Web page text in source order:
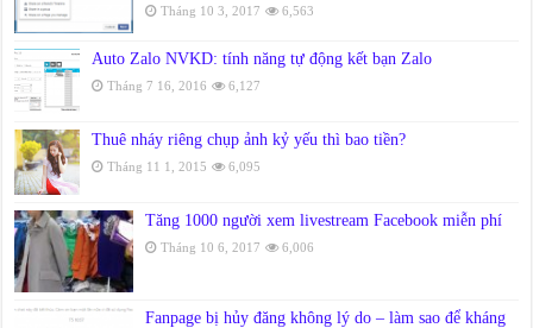
Tháng 10 3, 2017 6,563
Auto Zalo NVKD: tính năng tự động kết bạn Zalo
Tháng 7 16, 2016 6,127
Thuê nháy riêng chụp ảnh kỷ yếu thì bao tiền?
Tháng 11 1, 2015 6,095
Tăng 1000 người xem livestream Facebook miễn phí
Tháng 10 6, 2017 6,006
Fanpage bị hủy đăng không lý do – làm sao để kháng